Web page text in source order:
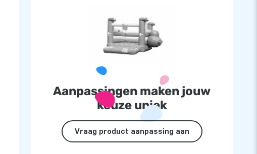
Aanpassingen maken jouw
keuze uniek
Vraag product aanpassing aan